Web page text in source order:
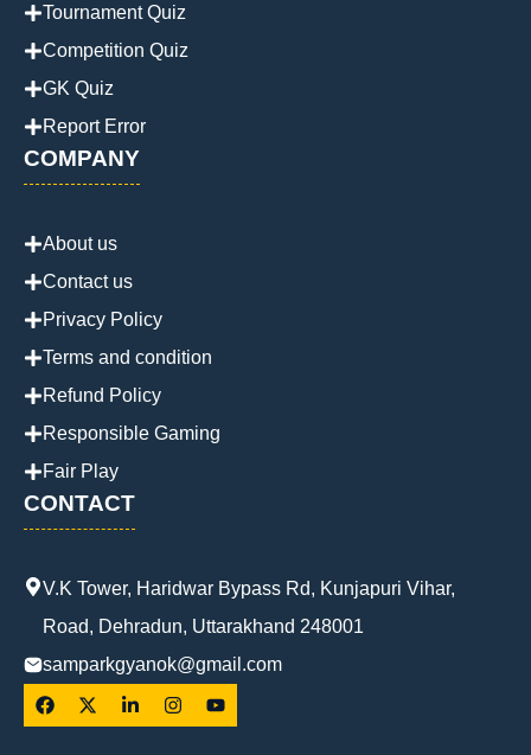
Tournament Quiz
Competition Quiz
GK Quiz
Report Error
COMPANY
About us
Contact us
Privacy Policy
Terms and condition
Refund Policy
Responsible Gaming
Fair Play
CONTACT
V.K Tower, Haridwar Bypass Rd, Kunjapuri Vihar,
Road, Dehradun, Uttarakhand 248001
samparkgyanok@gmail.com